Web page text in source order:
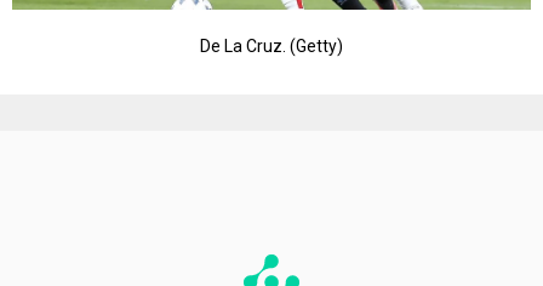
De La Cruz. (Getty)